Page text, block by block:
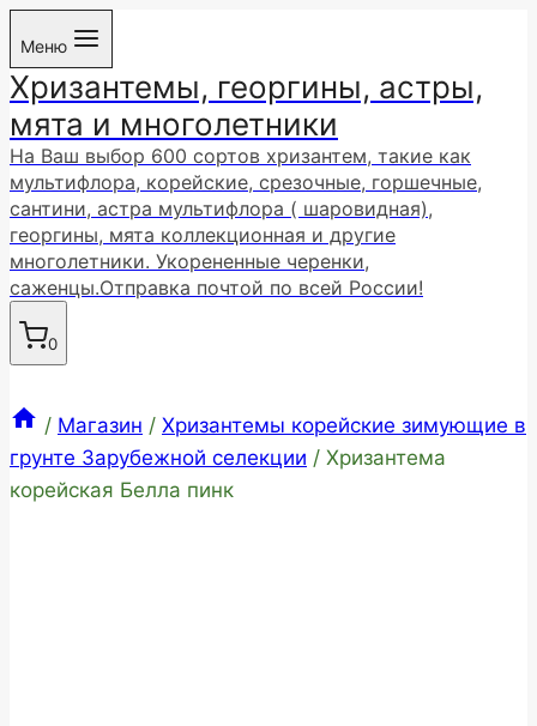
Перейти
содержимому
Меню
Хризантемы, георгины, астры,
мята и многолетники
На Ваш выбор 600 сортов хризантем, такие как
мультифлора, корейские, срезочные, горшечные,
сантини, астра мультифлора ( шаровидная),
георгины, мята коллекционная и другие
многолетники. Укорененные черенки,
саженцы.Отправка почтой по всей России!
0
/ Магазин / Хризантемы корейские зимующие в
грунте Зарубежной селекции / Хризантема
корейская Белла пинк